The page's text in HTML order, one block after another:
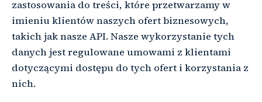
zastosowania do treści, które przetwarzamy w
imieniu klientów naszych ofert biznesowych,
takich jak nasze API. Nasze wykorzystanie tych
danych jest regulowane umowami z klientami
dotyczącymi dostępu do tych ofert i korzystania z
nich.